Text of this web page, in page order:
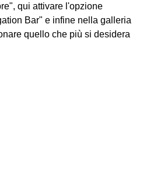
qui attivare l'opzione
Bar" e infine nella galleria
quello che più si desidera